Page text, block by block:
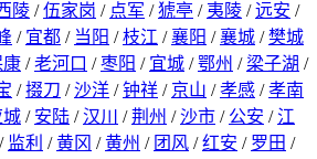
陵 /伍家岗 / 点军 /猇亭 / 夷陵 /远安 /
/ 宜都 / 当阳 /枝江 /襄阳 /襄城 /樊城
康 /老河口 /枣阳 / 宜城 /鄂州 / 梁子湖 /
/掇刀 /沙洋 /钟祥 / 京山 /孝感 /孝南
城 / 安陆 /汉川 /荆州 /沙市 / 公安 / 江
/ 监利 /黄冈 /黄州 / 团风 /红安 / 罗田 /